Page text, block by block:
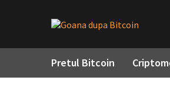
Pretul Bitcoin